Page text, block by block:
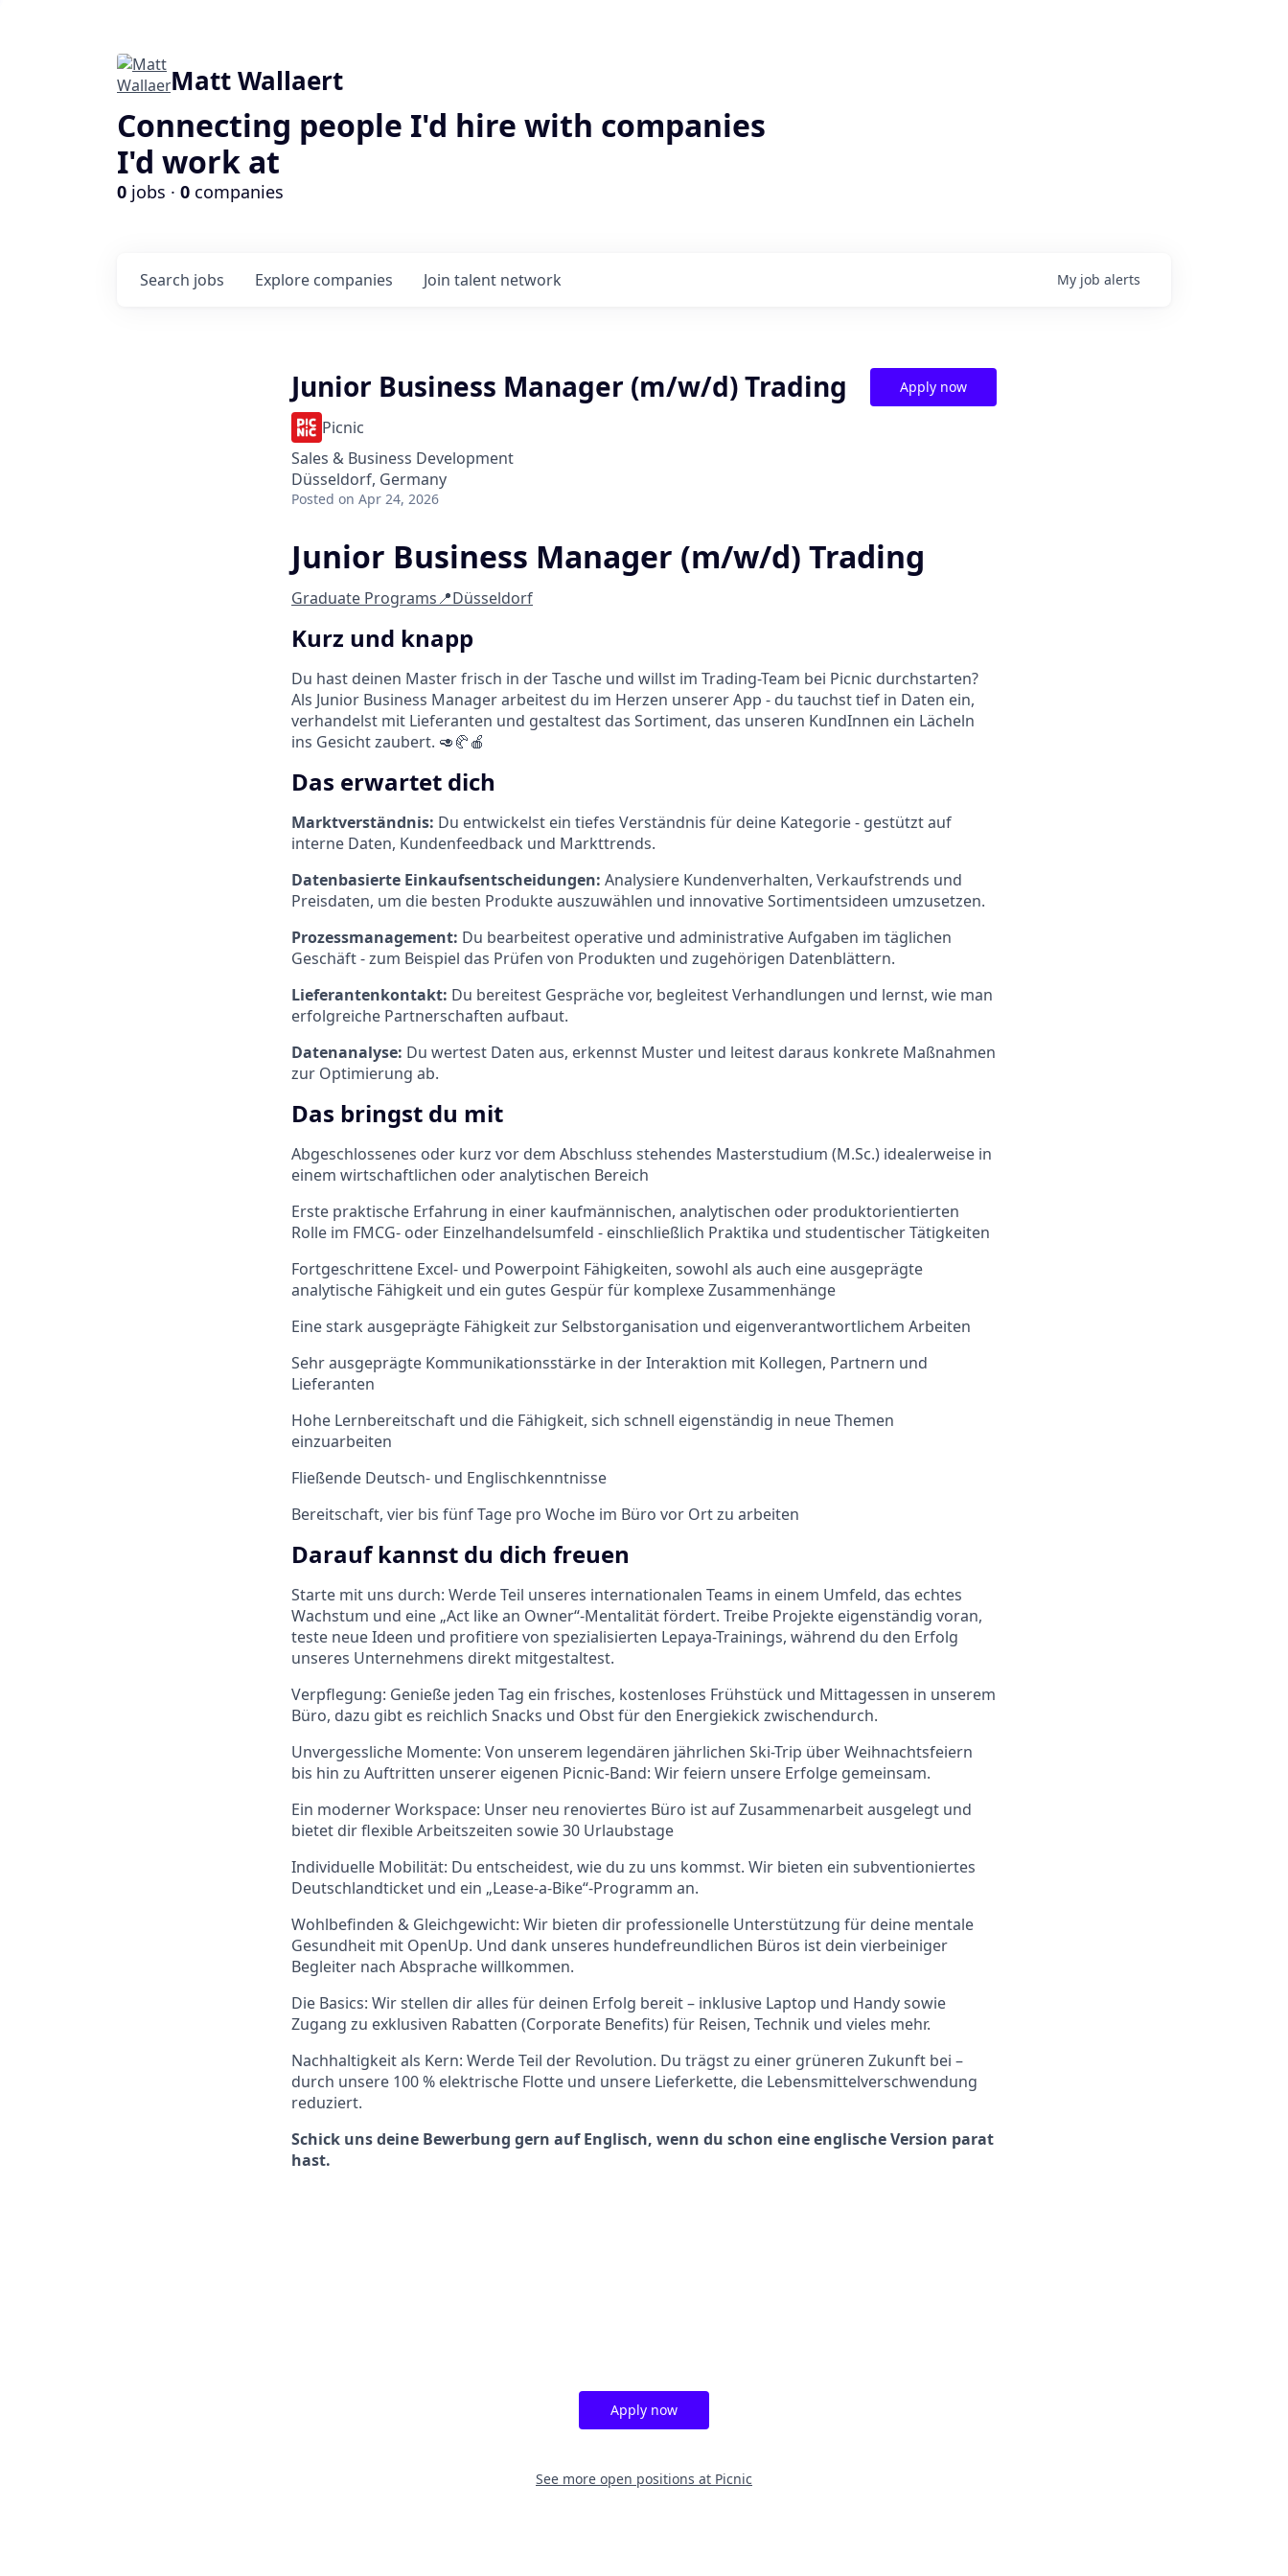
Matt Wallaert
Connecting people I'd hire with companies
I'd work at
0 jobs · 0 companies
Search jobs Explore companies Join talent network My job alerts
Junior Business Manager (m/w/d) Trading
Picnic
Sales & Business Development
Düsseldorf, Germany
Posted on Apr 24, 2026
Apply now
Junior Business Manager (m/w/d) Trading
Graduate Programs📍Düsseldorf
Kurz und knapp
Du hast deinen Master frisch in der Tasche und willst im Trading-Team bei Picnic durchstarten?
Als Junior Business Manager arbeitest du im Herzen unserer App - du tauchst tief in Daten ein,
verhandelst mit Lieferanten und gestaltest das Sortiment, das unseren KundInnen ein Lächeln
ins Gesicht zaubert. 🥑🥐🍎
Das erwartet dich
Marktverständnis: Du entwickelst ein tiefes Verständnis für deine Kategorie - gestützt auf
interne Daten, Kundenfeedback und Markttrends.
Datenbasierte Einkaufsentscheidungen: Analysiere Kundenverhalten, Verkaufstrends und
Preisdaten, um die besten Produkte auszuwählen und innovative Sortimentsideen umzusetzen.
Prozessmanagement: Du bearbeitest operative und administrative Aufgaben im täglichen
Geschäft - zum Beispiel das Prüfen von Produkten und zugehörigen Datenblättern.
Lieferantenkontakt: Du bereitest Gespräche vor, begleitest Verhandlungen und lernst, wie man
erfolgreiche Partnerschaften aufbaut.
Datenanalyse: Du wertest Daten aus, erkennst Muster und leitest daraus konkrete Maßnahmen
zur Optimierung ab.
Das bringst du mit
Abgeschlossenes oder kurz vor dem Abschluss stehendes Masterstudium (M.Sc.) idealerweise in
einem wirtschaftlichen oder analytischen Bereich
Erste praktische Erfahrung in einer kaufmännischen, analytischen oder produktorientierten
Rolle im FMCG- oder Einzelhandelsumfeld - einschließlich Praktika und studentischer Tätigkeiten
Fortgeschrittene Excel- und Powerpoint Fähigkeiten, sowohl als auch eine ausgeprägte
analytische Fähigkeit und ein gutes Gespür für komplexe Zusammenhänge
Eine stark ausgeprägte Fähigkeit zur Selbstorganisation und eigenverantwortlichem Arbeiten
Sehr ausgeprägte Kommunikationsstärke in der Interaktion mit Kollegen, Partnern und
Lieferanten
Hohe Lernbereitschaft und die Fähigkeit, sich schnell eigenständig in neue Themen
einzuarbeiten
Fließende Deutsch- und Englischkenntnisse
Bereitschaft, vier bis fünf Tage pro Woche im Büro vor Ort zu arbeiten
Darauf kannst du dich freuen
Starte mit uns durch: Werde Teil unseres internationalen Teams in einem Umfeld, das echtes
Wachstum und eine „Act like an Owner“-Mentalität fördert. Treibe Projekte eigenständig voran,
teste neue Ideen und profitiere von spezialisierten Lepaya-Trainings, während du den Erfolg
unseres Unternehmens direkt mitgestaltest.
Verpflegung: Genieße jeden Tag ein frisches, kostenloses Frühstück und Mittagessen in unserem
Büro, dazu gibt es reichlich Snacks und Obst für den Energiekick zwischendurch.
Unvergessliche Momente: Von unserem legendären jährlichen Ski-Trip über Weihnachtsfeiern
bis hin zu Auftritten unserer eigenen Picnic-Band: Wir feiern unsere Erfolge gemeinsam.
Ein moderner Workspace: Unser neu renoviertes Büro ist auf Zusammenarbeit ausgelegt und
bietet dir flexible Arbeitszeiten sowie 30 Urlaubstage
Individuelle Mobilität: Du entscheidest, wie du zu uns kommst. Wir bieten ein subventioniertes
Deutschlandticket und ein „Lease-a-Bike“-Programm an.
Wohlbefinden & Gleichgewicht: Wir bieten dir professionelle Unterstützung für deine mentale
Gesundheit mit OpenUp. Und dank unseres hundefreundlichen Büros ist dein vierbeiniger
Begleiter nach Absprache willkommen.
Die Basics: Wir stellen dir alles für deinen Erfolg bereit – inklusive Laptop und Handy sowie
Zugang zu exklusiven Rabatten (Corporate Benefits) für Reisen, Technik und vieles mehr.
Nachhaltigkeit als Kern: Werde Teil der Revolution. Du trägst zu einer grüneren Zukunft bei –
durch unsere 100 % elektrische Flotte und unsere Lieferkette, die Lebensmittelverschwendung
reduziert.
Schick uns deine Bewerbung gern auf Englisch, wenn du schon eine englische Version parat
hast.
Apply now
See more open positions at Picnic